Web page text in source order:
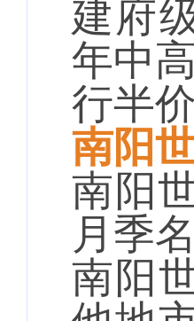
建府
年中
行半价
南阳
南阳
月季
南阳